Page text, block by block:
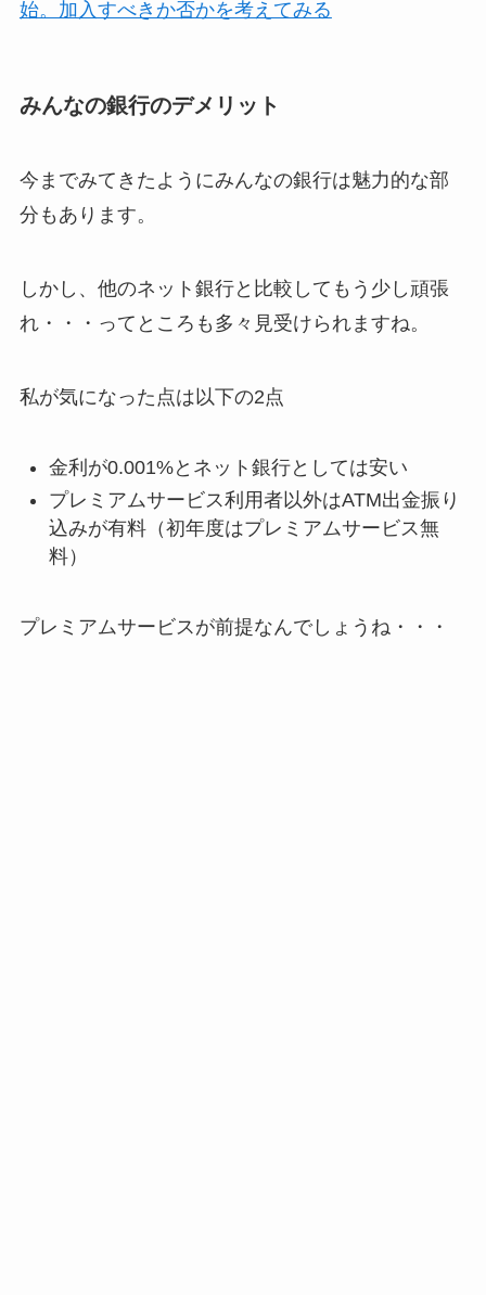
始。加入すべきか否かを考えてみる
みんなの銀行のデメリット
今までみてきたようにみんなの銀行は魅力的な部
分もあります。
しかし、他のネット銀行と比較してもう少し頑張
れ・・・ってところも多々見受けられますね。
私が気になった点は以下の2点
金利が0.001%とネット銀行としては安い
プレミアムサービス利用者以外はATM出金振り
込みが有料（初年度はプレミアムサービス無
料）
プレミアムサービスが前提なんでしょうね・・・